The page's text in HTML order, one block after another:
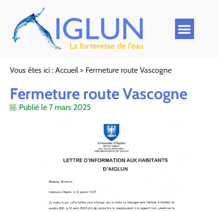
Vous êtes ici : Accueil > Fermeture route Vascogne
Fermeture route Vascogne
Publié le 7 mars 2025